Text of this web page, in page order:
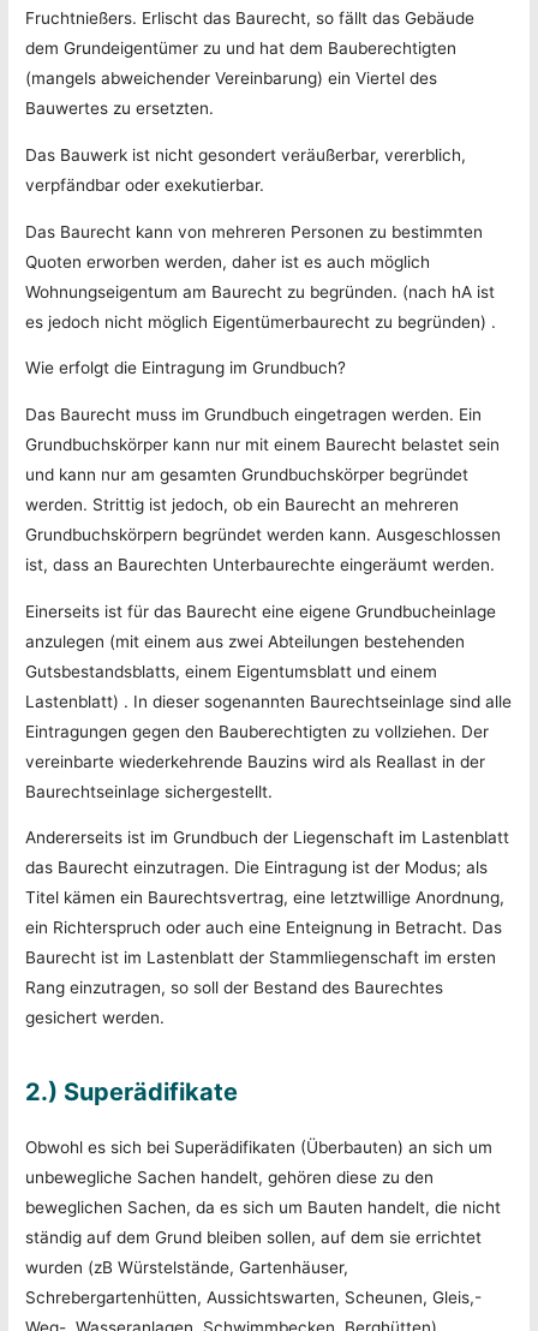
Fruchtnießers. Erlischt das Baurecht, so fällt das Gebäude
dem Grundeigentümer zu und hat dem Bauberechtigten
(mangels abweichender Vereinbarung) ein Viertel des
Bauwertes zu ersetzten.
Das Bauwerk ist nicht gesondert veräußerbar, vererblich,
verpfändbar oder exekutierbar.
Das Baurecht kann von mehreren Personen zu bestimmten
Quoten erworben werden, daher ist es auch möglich
Wohnungseigentum am Baurecht zu begründen. (nach hA ist
es jedoch nicht möglich Eigentümerbaurecht zu begründen) .
Wie erfolgt die Eintragung im Grundbuch?
Das Baurecht muss im Grundbuch eingetragen werden. Ein
Grundbuchskörper kann nur mit einem Baurecht belastet sein
und kann nur am gesamten Grundbuchskörper begründet
werden. Strittig ist jedoch, ob ein Baurecht an mehreren
Grundbuchskörpern begründet werden kann. Ausgeschlossen
ist, dass an Baurechten Unterbaurechte eingeräumt werden.
Einerseits ist für das Baurecht eine eigene Grundbucheinlage
anzulegen (mit einem aus zwei Abteilungen bestehenden
Gutsbestandsblatts, einem Eigentumsblatt und einem
Lastenblatt) . In dieser sogenannten Baurechtseinlage sind alle
Eintragungen gegen den Bauberechtigten zu vollziehen. Der
vereinbarte wiederkehrende Bauzins wird als Reallast in der
Baurechtseinlage sichergestellt.
Andererseits ist im Grundbuch der Liegenschaft im Lastenblatt
das Baurecht einzutragen. Die Eintragung ist der Modus; als
Titel kämen ein Baurechtsvertrag, eine letztwillige Anordnung,
ein Richterspruch oder auch eine Enteignung in Betracht. Das
Baurecht ist im Lastenblatt der Stammliegenschaft im ersten
Rang einzutragen, so soll der Bestand des Baurechtes
gesichert werden.
2.) Superädifikate
Obwohl es sich bei Superädifikaten (Überbauten) an sich um
unbewegliche Sachen handelt, gehören diese zu den
beweglichen Sachen, da es sich um Bauten handelt, die nicht
ständig auf dem Grund bleiben sollen, auf dem sie errichtet
wurden (zB Würstelstände, Gartenhäuser,
Schrebergartenhütten, Aussichtswarten, Scheunen, Gleis,-